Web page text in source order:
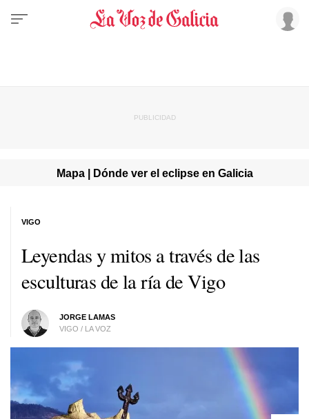
Mapa | Dónde ver el eclipse en Galicia
Leyendas y mitos a través de las
esculturas de la ría de Vigo
JORGE LAMAS
VIGO / LA VOZ
VIGO